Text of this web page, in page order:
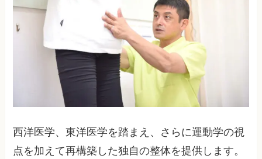
西洋医学、東洋医学を踏まえ、さらに運動学の視
点を加えて再構築した独自の整体を提供します。